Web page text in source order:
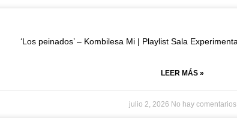
‘Los peinados’ – Kombilesa Mi | Playlist Sala
LEER MÁS »
julio 2, 2026 No hay comentarios